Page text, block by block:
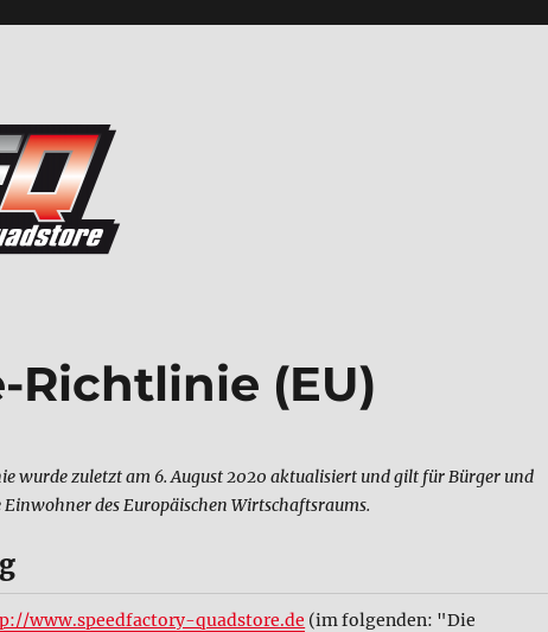
Richtlinie (EU)
wurde zuletzt am 6. August 2020 aktualisiert und gilt für Bürger und
des Europäischen Wirtschaftsraums.
www.speedfactory-quadstore.de (im folgenden: "Die